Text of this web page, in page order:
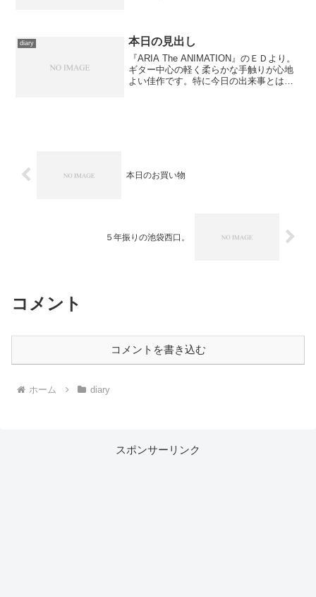
りオマージュっぷりにかな...
diary 本日の見出し
『ARIA The ANIMATION』のＥＤより。
ギター中心の軽く柔らかな手触りが心地
よい佳作です。特に今日の出来事とはな
本日のお買い物
５年振りの池袋西口。
コメント
コメントを書き込む
ホーム diary
スポンサーリンク